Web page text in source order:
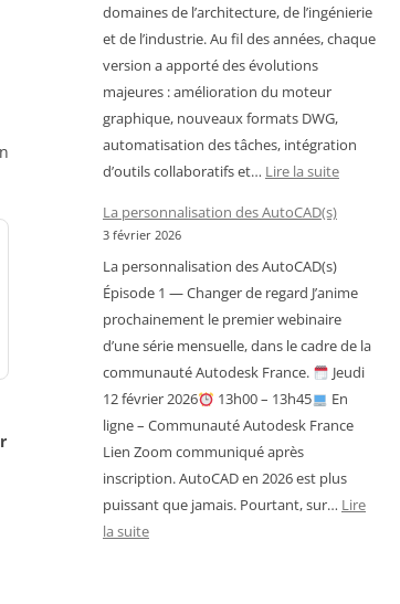
domaines de l’architecture, de l’ingénierie
et de l’industrie. Au fil des années, chaque
version a apporté des évolutions
majeures : amélioration du moteur
graphique, nouveaux formats DWG,
automatisation des tâches, intégration
d’outils collaboratifs et… Lire la suite:
La personnalisation des AutoCAD(s)
3 février 2026
La personnalisation des AutoCAD(s)
Épisode 1 — Changer de regard J’anime
prochainement le premier webinaire
d’une série mensuelle, dans le cadre de la
communauté Autodesk France.
Jeudi
12 février 2026
13h00 – 13h45
En
ligne – Communauté Autodesk France
Lien Zoom communiqué après
inscription. AutoCAD en 2026 est plus
puissant que jamais. Pourtant, sur… Lire
la suite: